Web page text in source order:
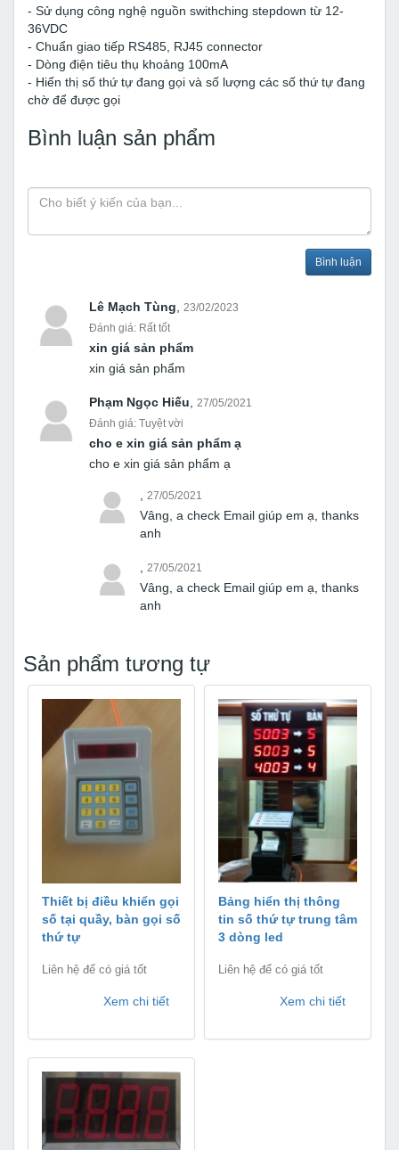
- Sử dụng công nghệ nguồn swithching stepdown từ 12-
36VDC
- Chuẩn giao tiếp RS485, RJ45 connector
- Dòng điện tiêu thụ khoảng 100mA
- Hiển thị số thứ tự đang gọi và số lượng các số thứ tự đang
chờ để được gọi
Bình luận sản phẩm
Bình luận
Lê Mạch Tùng
23/02/2023
Đánh giá: Rất tốt
xin giá sản phẩm
xin giá sản phẩm
Phạm Ngọc Hiếu
27/05/2021
Đánh giá: Tuyệt vời
cho e xin giá sản phẩm ạ
cho e xin giá sản phẩm ạ
27/05/2021
Vâng, a check Email giúp em ạ, thanks
anh
27/05/2021
Vâng, a check Email giúp em ạ, thanks
anh
Sản phẩm tương tự
Thiết bị điều khiển gọi
số tại quầy, bàn gọi số
thứ tự
Liên hệ để có giá tốt
Xem chi tiết
Bảng hiển thị thông
tin số thứ tự trung tâm
3 dòng led
Liên hệ để có giá tốt
Xem chi tiết